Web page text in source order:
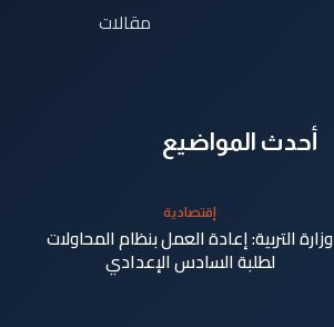
مقالات
أحدث المواضيع
إقتصادية
وزارة التربية: إعادة العمل بنظام المحاولات
لطلبة السادس الإعدادي